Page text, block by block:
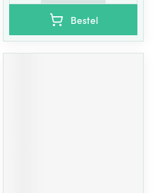
Bestel